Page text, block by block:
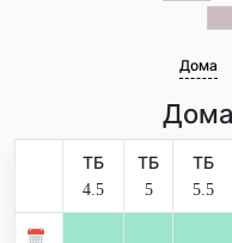
Дома
ТБ
4.5
ТБ
5
ТБ
5.5